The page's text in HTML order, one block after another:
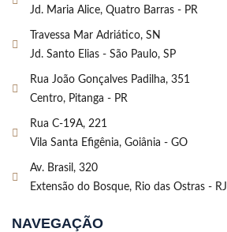
Jd. Maria Alice, Quatro Barras - PR
Travessa Mar Adriático, SN
Jd. Santo Elias - São Paulo, SP
Rua João Gonçalves Padilha, 351
Centro, Pitanga - PR
Rua C-19A, 221
Vila Santa Efigênia, Goiânia - GO
Av. Brasil, 320
Extensão do Bosque, Rio das Ostras - RJ
NAVEGAÇÃO